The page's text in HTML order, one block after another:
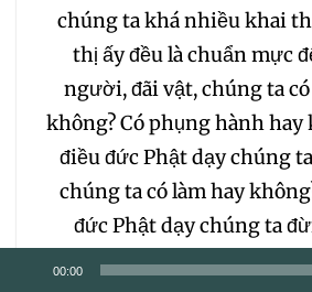
Trình00:00
chúng ta khá nhiều khai
thị ấy đều là chuẩn mực
người, đãi vật, chúng ta
không? Có phụng hành
điều đức Phật dạy chúng
chúng ta có làm hay
đức Phật dạy chúng ta
chúng ta có làm hay không?